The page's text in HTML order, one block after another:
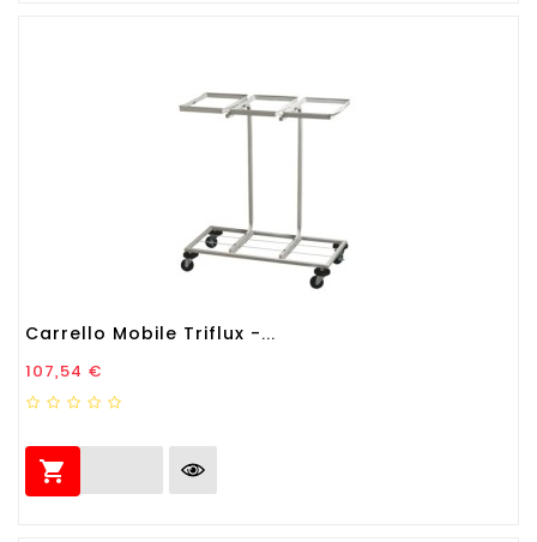
Carrello Mobile Triflux -...
Prezzo
107,54 €
